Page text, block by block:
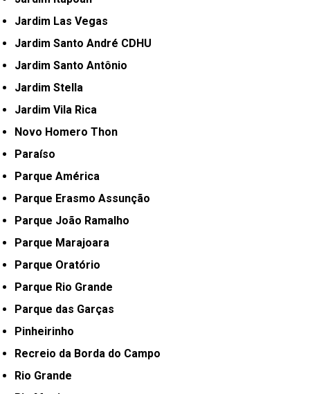
Jardim Las Vegas
Jardim Santo André CDHU
Jardim Santo Antônio
Jardim Stella
Jardim Vila Rica
Novo Homero Thon
Paraíso
Parque América
Parque Erasmo Assunção
Parque João Ramalho
Parque Marajoara
Parque Oratório
Parque Rio Grande
Parque das Garças
Pinheirinho
Recreio da Borda do Campo
Rio Grande